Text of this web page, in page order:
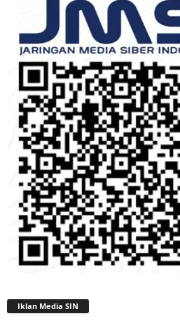
Iklan Media SIN